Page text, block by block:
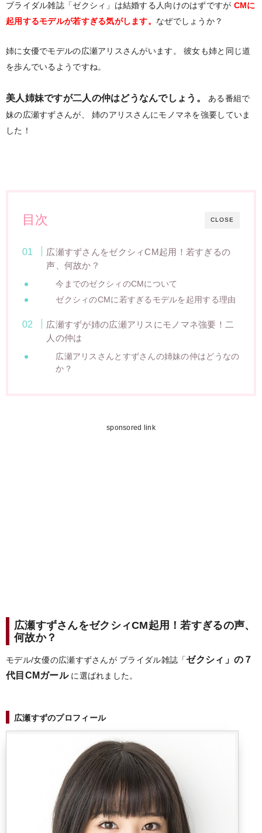
ブライダル雑誌「ゼクシィ」は結婚する人向けのはずですが CMに
起用するモデルが若すぎる気がします。 なぜでしょうか？
姉に女優でモデルの広瀬アリスさんがいます。
彼女も姉と同じ道
を歩んでいるようですね。
美人姉妹ですが二人の仲はどうなんでしょう。
ある番組で
妹の広瀬すずさんが、
姉のアリスさんにモノマネを強要していま
した！
CLOSE
目次
広瀬すずさんをゼクシィCM起用！若すぎるの
声、何故か？
今までのゼクシィのCMについて
ゼクシィのCMに若すぎるモデルを起用する理由
広瀬すずが姉の広瀬アリスにモノマネ強要！二
人の仲は
広瀬アリスさんとすずさんの姉妹の仲はどうなの
か？
sponsored link
広瀬すずさんをゼクシィCM起用！若すぎるの声、
何故か？
モデル/女優の広瀬すずさんがブライダル雑誌「ゼクシィ」の７
代目CMガール に選ばれました。
広瀬すずのプロフィール